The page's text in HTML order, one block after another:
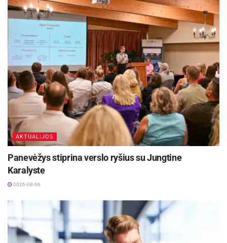
Kauno LEZ veikianti aukštųjų technologijų įmonė
„Elinta“, kitos verslo įmonės.
Šaltinis: Kauno rajono savivaldybė
AKTUALIJOS
Panevėžys stiprina verslo ryšius su Jungtine
Karalyste
2026-08-06